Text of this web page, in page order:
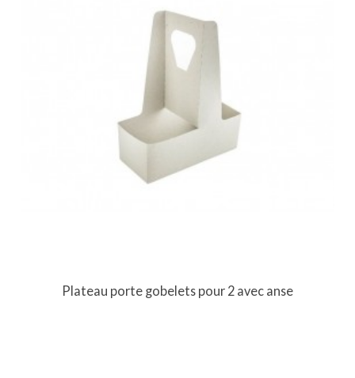
Plateau porte gobelets pour 2 avec anse